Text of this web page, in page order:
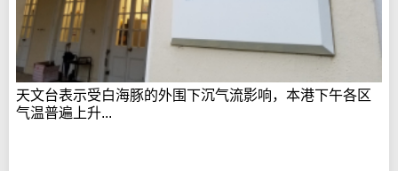
天文台表示受白海豚的外围下沉气流影响，本港下午各区
气温普遍上升...